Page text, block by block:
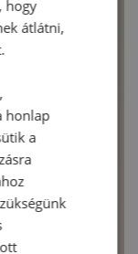
hogy
átlátni,
honlap
a